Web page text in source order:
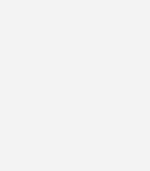
der Solarwirtschaft auf
es schon konkrete
Ihnen helfen?
Helfen würden hier
lukrativer Bonus, der die
unterstützt. Des
von
Trotz positiver